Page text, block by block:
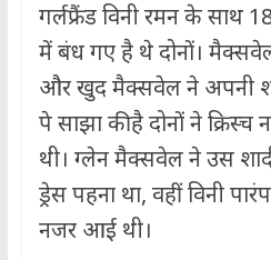
गर्लफ्रैंड विनी रमन के साथ
में बंध गए है थे दोनों। मैक्सवेल
और खुद मैक्सवेल ने अपनी
पे साझा की है दोनों ने क्रिस्च
थी। ग्लेन मैक्सवेल ने उस
ड्रेस पहना था, वहीं विनी
नजर आई थी।